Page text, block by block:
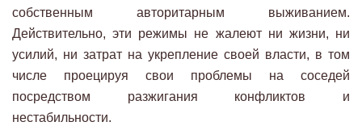
собственным авторитарным выживанием.
Действительно, эти режимы не жалеют ни жизни, ни
усилий, ни затрат на укрепление своей власти, в том
числе проецируя свои проблемы на соседей
посредством разжигания конфликтов и
нестабильности.